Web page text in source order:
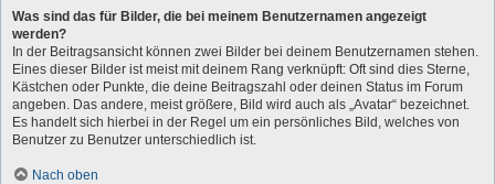
Was sind das für Bilder, die bei meinem Benutzernamen angezeigt
werden?
In der Beitragsansicht können zwei Bilder bei deinem Benutzernamen stehen.
Eines dieser Bilder ist meist mit deinem Rang verknüpft: Oft sind dies Sterne,
Kästchen oder Punkte, die deine Beitragszahl oder deinen Status im Forum
angeben. Das andere, meist größere, Bild wird auch als „Avatar“ bezeichnet.
Es handelt sich hierbei in der Regel um ein persönliches Bild, welches von
Benutzer zu Benutzer unterschiedlich ist.
Nach oben